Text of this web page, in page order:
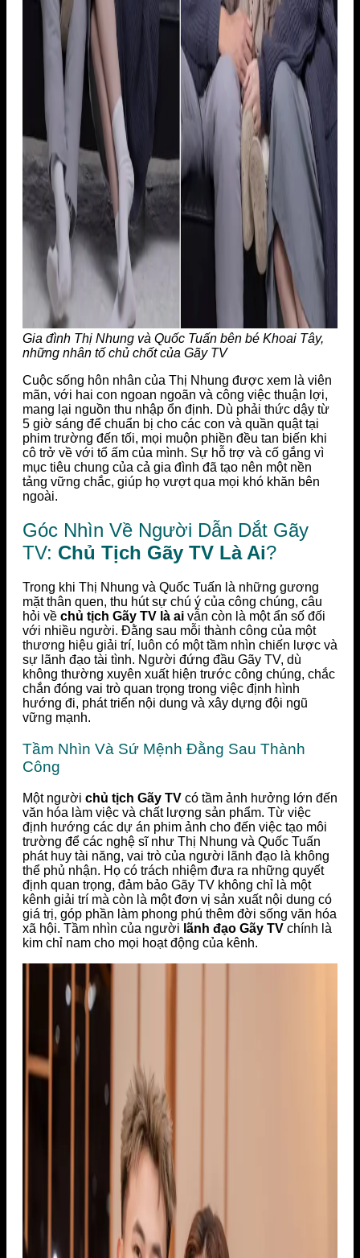
Gia đình Thị Nhung và Quốc Tuấn bên bé Khoai Tây,
những nhân tố chủ chốt của Gãy TV
Cuộc sống hôn nhân của Thị Nhung được xem là viên
mãn, với hai con ngoan ngoãn và công việc thuận lợi,
mang lại nguồn thu nhập ổn định. Dù phải thức dậy từ
5 giờ sáng để chuẩn bị cho các con và quần quật tại
phim trường đến tối, mọi muộn phiền đều tan biến khi
cô trở về với tổ ấm của mình. Sự hỗ trợ và cố gắng vì
mục tiêu chung của cả gia đình đã tạo nên một nền
tảng vững chắc, giúp họ vượt qua mọi khó khăn bên
ngoài.
Góc Nhìn Về Người Dẫn Dắt Gãy
TV: Chủ Tịch Gãy TV Là Ai?
Trong khi Thị Nhung và Quốc Tuấn là những gương
mặt thân quen, thu hút sự chú ý của công chúng, câu
hỏi về chủ tịch Gãy TV là ai vẫn còn là một ẩn số đối
với nhiều người. Đằng sau mỗi thành công của một
thương hiệu giải trí, luôn có một tầm nhìn chiến lược và
sự lãnh đạo tài tình. Người đứng đầu Gãy TV, dù
không thường xuyên xuất hiện trước công chúng, chắc
chắn đóng vai trò quan trọng trong việc định hình
hướng đi, phát triển nội dung và xây dựng đội ngũ
vững mạnh.
Tầm Nhìn Và Sứ Mệnh Đằng Sau Thành
Công
Một người chủ tịch Gãy TV có tầm ảnh hưởng lớn đến
văn hóa làm việc và chất lượng sản phẩm. Từ việc
định hướng các dự án phim ảnh cho đến việc tạo môi
trường để các nghệ sĩ như Thị Nhung và Quốc Tuấn
phát huy tài năng, vai trò của người lãnh đạo là không
thể phủ nhận. Họ có trách nhiệm đưa ra những quyết
định quan trọng, đảm bảo Gãy TV không chỉ là một
kênh giải trí mà còn là một đơn vị sản xuất nội dung có
giá trị, góp phần làm phong phú thêm đời sống văn hóa
xã hội. Tầm nhìn của người lãnh đạo Gãy TV chính là
kim chỉ nam cho mọi hoạt động của kênh.